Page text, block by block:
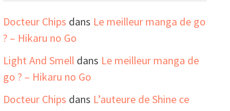
Docteur Chips dans Le meilleur manga de go
? – Hikaru no Go
Light And Smelldans Le meilleur manga de
go ? – Hikaru no Go
Docteur Chips dans L’auteure de Shine ce